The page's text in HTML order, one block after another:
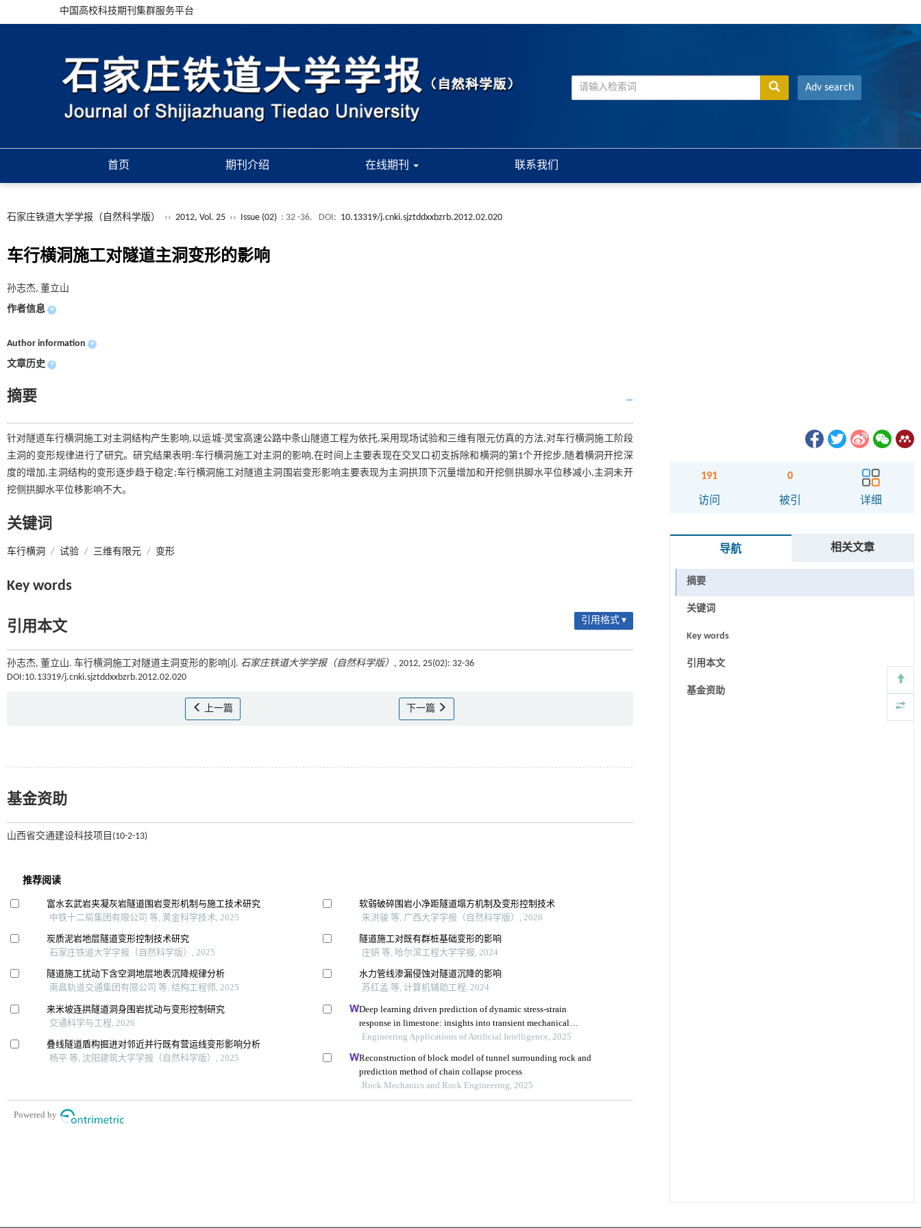
中国高校科技期刊集群服务平台
Adv search
首页 期刊介绍 在线期刊 联系我们
石家庄铁道大学学报（自然科学版） ›› 2012, Vol. 25 ›› Issue (02) : 32 -36. DOI: 10.13319/j.cnki.sjztddxxbzrb.2012.02.020
车行横洞施工对隧道主洞变形的影响
孙志杰, 董立山
作者信息 +
Author information +
文章历史 +
摘要
针对隧道车行横洞施工对主洞结构产生影响,以运城-灵宝高速公路中条山隧道工程为依托,采用现场试验和三维有限元仿真的方法,对车行横洞施工阶段
主洞的变形规律进行了研究。研究结果表明:车行横洞施工对主洞的影响,在时间上主要表现在交叉口初支拆除和横洞的第1个开挖步,随着横洞开挖深
度的增加,主洞结构的变形逐步趋于稳定;车行横洞施工对隧道主洞围岩变形影响主要表现为主洞拱顶下沉量增加和开挖侧拱脚水平位移减小,主洞未开
挖侧拱脚水平位移影响不大。
关键词
车行横洞 / 试验 / 三维有限元 / 变形
Key words
引用本文 引用格式 ▾
孙志杰, 董立山. 车行横洞施工对隧道主洞变形的影响[J]. 石家庄铁道大学学报（自然科学版） , 2012, 25(02): 32-36
DOI:10.13319/j.cnki.sjztddxxbzrb.2012.02.020
上一篇 下一篇
基金资助
山西省交通建设科技项目(10-2-13)
191
访问
0
被引 详细
导航 相关文章
摘要
关键词
Key words
引用本文
基金资助